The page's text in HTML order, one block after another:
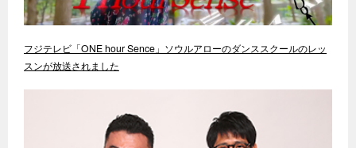
フジテレビ「ONE hour Sence」ソウルアローのダンススクールのレッ
スンが放送されました